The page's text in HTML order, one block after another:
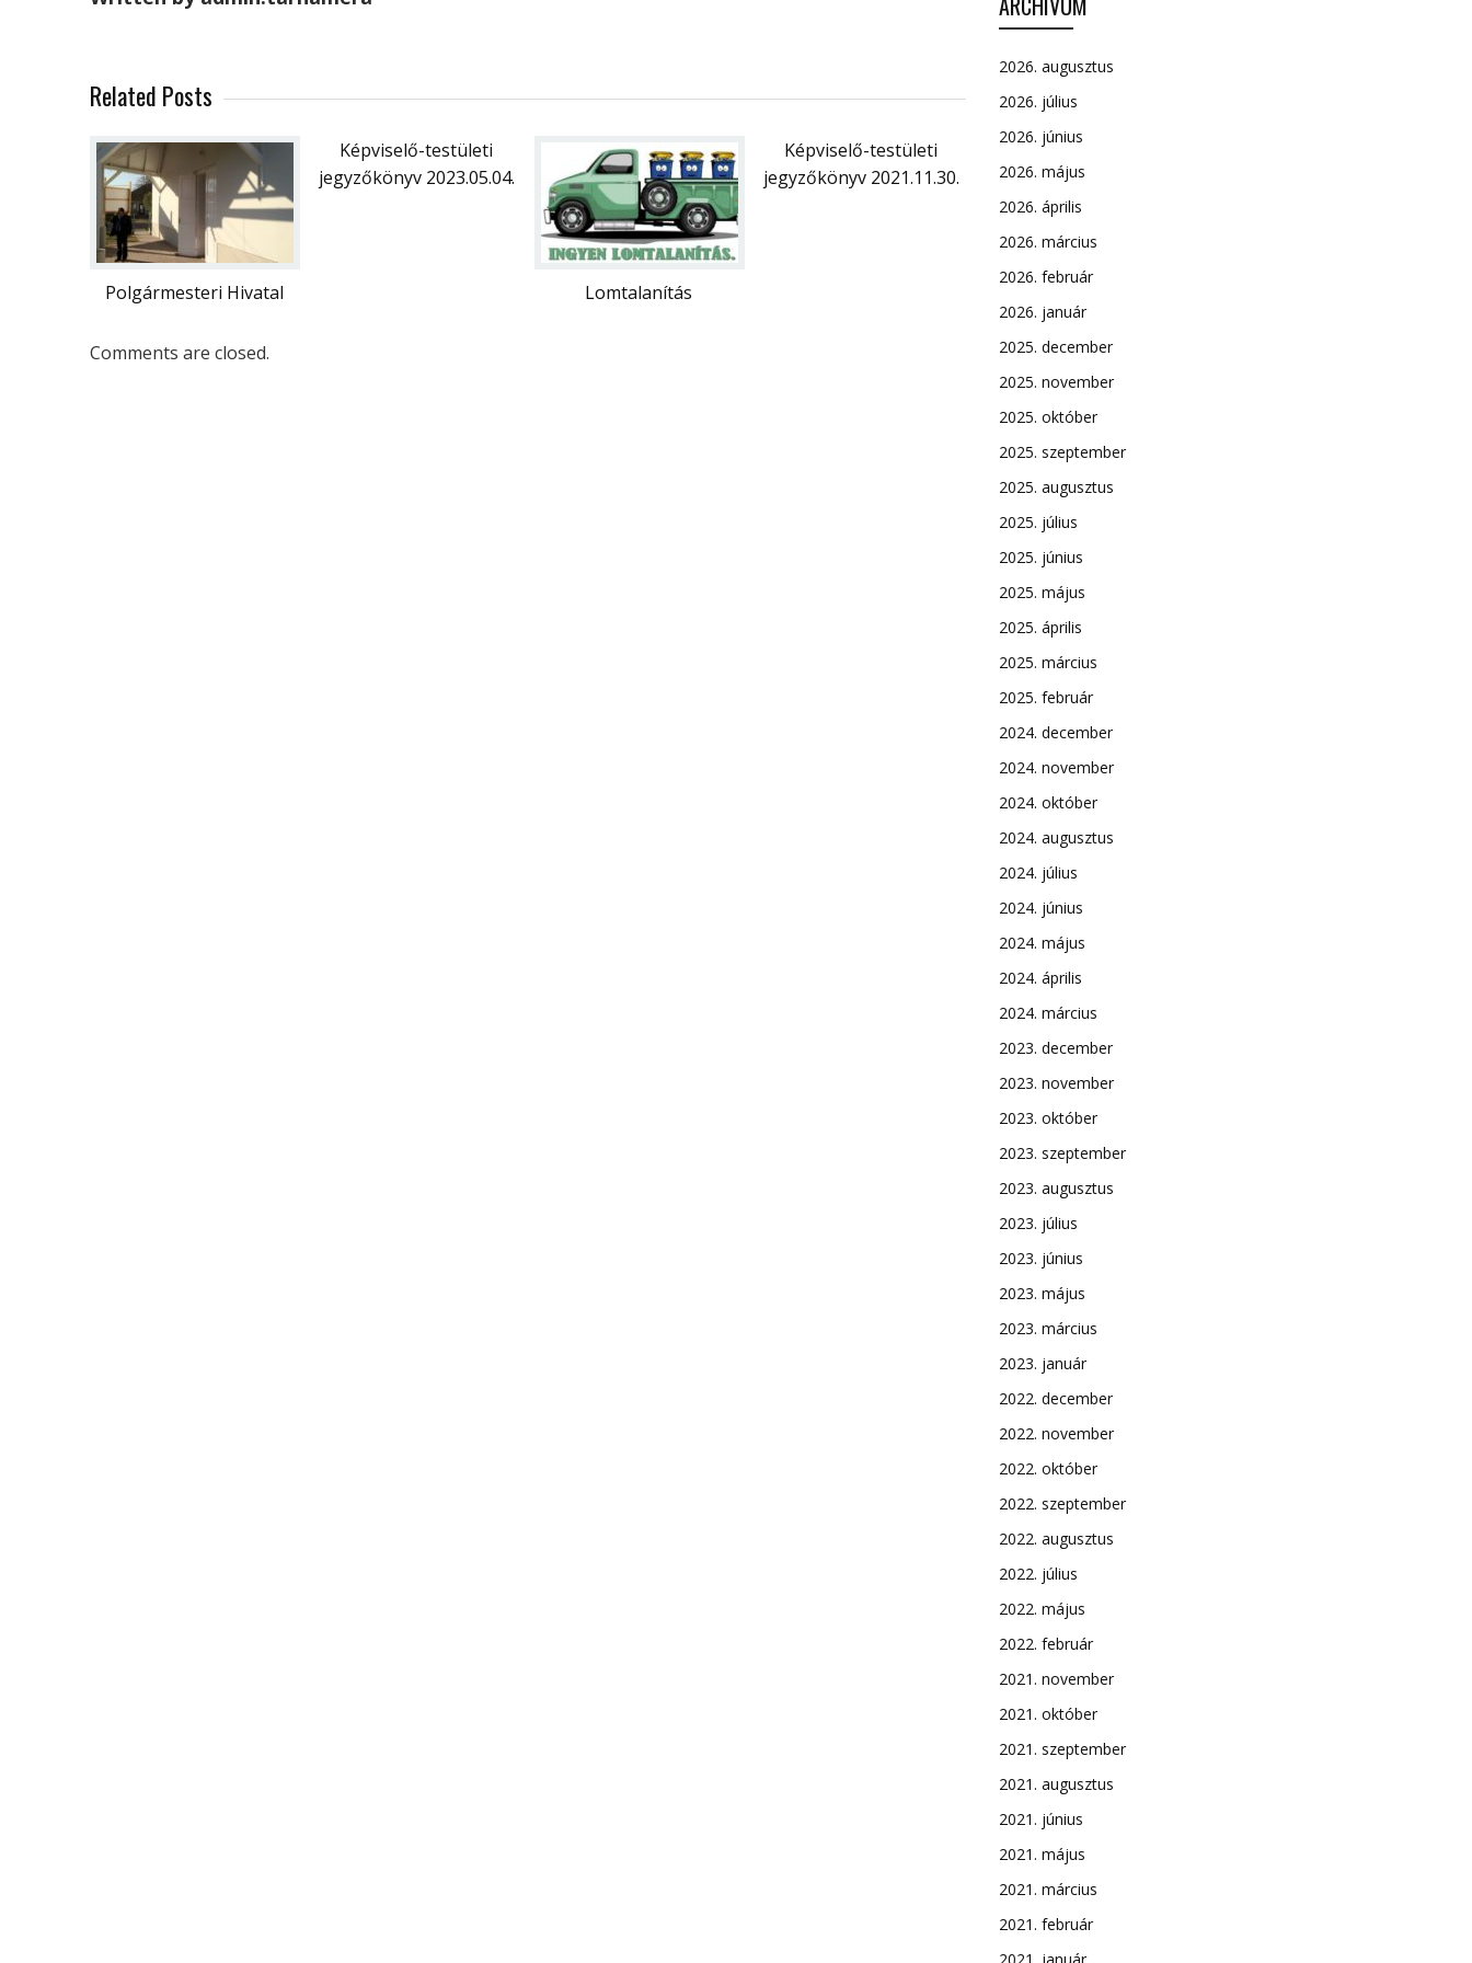
Related Posts
Polgármesteri Hivatal
Képviselő-testületi
jegyzőkönyv 2023.05.04.
Lomtalanítás
Képviselő-testületi
jegyzőkönyv 2021.11.30.
Comments are closed.
2026. augusztus
2026. július
2026. június
2026. május
2026. április
2026. március
2026. február
2026. január
2025. december
2025. november
2025. október
2025. szeptember
2025. augusztus
2025. július
2025. június
2025. május
2025. április
2025. március
2025. február
2024. december
2024. november
2024. október
2024. augusztus
2024. július
2024. június
2024. május
2024. április
2024. március
2023. december
2023. november
2023. október
2023. szeptember
2023. augusztus
2023. július
2023. június
2023. május
2023. március
2023. január
2022. december
2022. november
2022. október
2022. szeptember
2022. augusztus
2022. július
2022. május
2022. február
2021. november
2021. október
2021. szeptember
2021. augusztus
2021. június
2021. május
2021. március
2021. február